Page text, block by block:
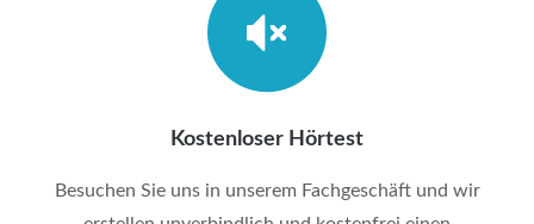
Kostenloser Hörtest
Besuchen Sie uns in unserem Fachgeschäft und wir